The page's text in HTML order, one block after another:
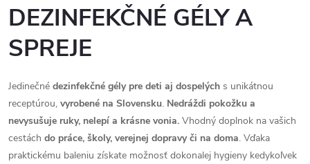
DEZINFEKČNÉ GÉLY A
SPREJE
Jedinečné dezinfekčné gély pre deti aj dospelých s unikátnou
receptúrou, vyrobené na Slovensku. Nedráždi pokožku a
nevysušuje ruky, nelepí a krásne vonia. Vhodný doplnok na vašich
cestách do práce, školy, verejnej dopravy či na doma. Vďaka
praktickému baleniu získate možnosť dokonalej hygieny kedykoľvek